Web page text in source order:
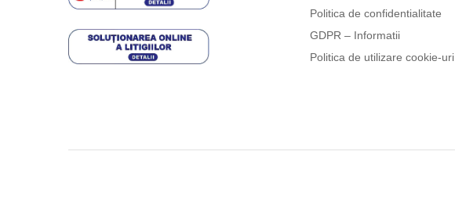
Politica de confidentialitate
GDPR – Informatii
Politica de utilizare cookie-uri